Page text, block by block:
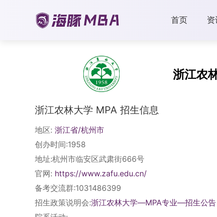
首页 资
浙江农
浙江农林大学 MPA 招生信息
地区: 浙江省/杭州市
创办时间:1958
地址:杭州市临安区武肃街666号
官网: https://www.zafu.edu.cn/
备考交流群:1031486399
招生政策说明会:浙江农林大学—MPA专业—招生公告